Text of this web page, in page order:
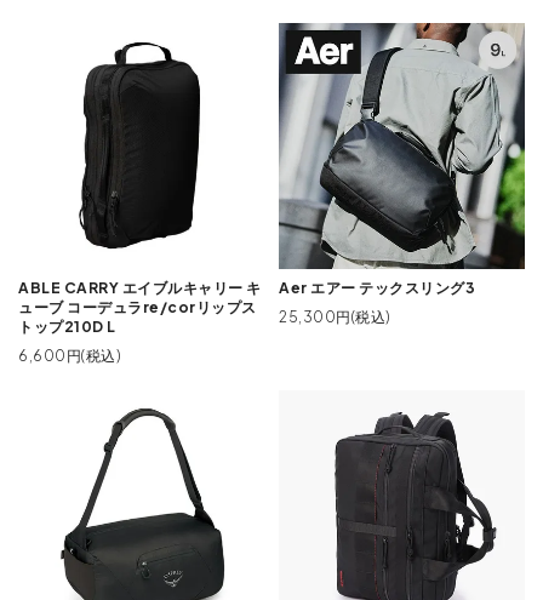
ABLE CARRY エイブルキャリー キ
ューブ コーデュラre/corリップス
トップ210D L
6,600円(税込)
Aer エアー テックスリング3
25,300円(税込)